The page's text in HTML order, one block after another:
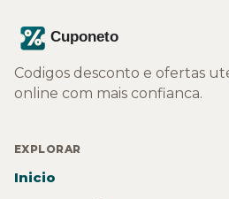
Codigos desconto e ofertas
online com mais confianca.
EXPLORAR
Inicio